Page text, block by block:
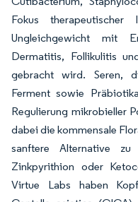
Fokus
Ungleichgewicht mit
Dermatitis, Follikulitis
gebracht wird. Seren,
Ferment sowie
Regulierung mikrobieller
dabei die kommensale
sanftere Alternative zu
Zinkpyrithion oder
Virtue Labs haben